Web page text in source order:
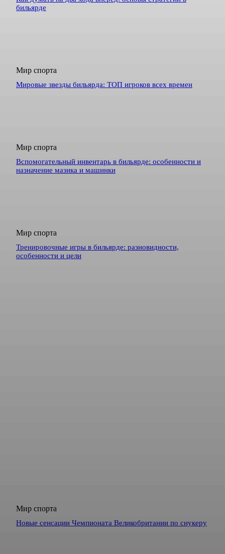
бильярде
Мир спорта
Мировые звезды бильярда: ТОП игроков всех времен
Мир спорта
Вспомогательный инвентарь в бильярде: особенности и
назначение мазика и машинки
Мир спорта
Тренировочные игры в бильярде: разновидности,
особенности и цели
Мир спорта
Новые сенсации Чемпионата Великобритании по снукеру